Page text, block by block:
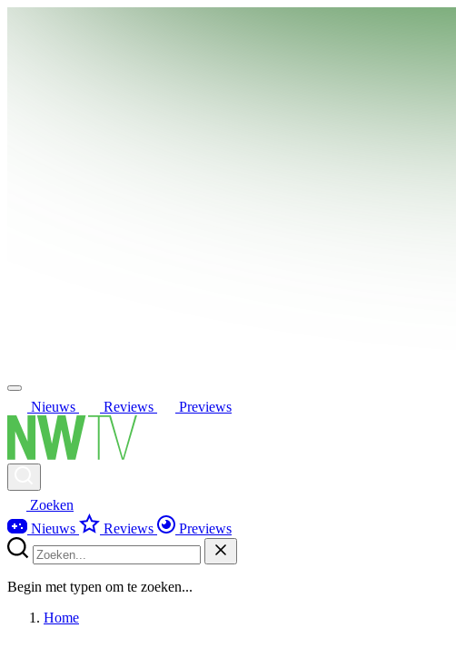
Nieuws Reviews Previews
Zoeken
Nieuws
Reviews Previews
Begin met typen om te zoeken...
Home